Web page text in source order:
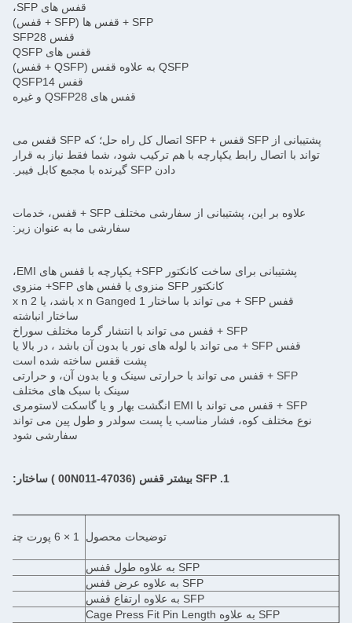
قفس های SFP،
SFP + قفس ها (SFP + قفس)
قفس SFP28
قفس های QSFP
QSFP به علاوه قفس (QSFP + قفس)
قفس QSFP14
قفس های QSFP28 و غیره
پشتیبانی از SFP قفس + SFP اتصال کل راه حل؛ که SFP قفس می
تواند با اتصال رابط یکپارچه با هم ترکیب شود، شما فقط نیاز به قرار
دادن SFP گیرنده با مجمع کابل فیبر.
علاوه بر این، پشتیبانی از سفارشی مختلف SFP + قفس، خدمات
سفارشی ما به عنوان زیر:
پشتیبانی برای ساخت کانکتور SFP+ یکپارچه با قفس های EMI،
کانکتور SFP منزوی یا قفس های SFP+ منزوی
قفس SFP + می تواند با ساختار 1 x n Ganged باشد، یا 2 x n
ساختار انباشته
SFP + قفس می تواند با انتشار گرما مختلف سوراخ
قفس SFP + می تواند با لوله های نور یا بدون آن باشد ، در بالا یا
پشت قفس ساخته شده است
SFP + قفس می تواند با حرارتی سینک و یا بدون آن، و حرارتی
سینک با سبک های مختلف
SFP + قفس می تواند با EMI انگشت بهار و یا گاسکت لاستومری
نوع مختلف کوه، فشار مناسب یا پست سولدر و طول پین می تواند
سفارشی شود
1. SFP بیشتر قفس (47036-00N011 ) ساختار:
توضیحات محصول
SFP به علاوه طول قفس
SFP به علاوه عرض قفس
SFP به علاوه ارتفاع قفس
SFP به علاوه Cage Press Fit Pin Length